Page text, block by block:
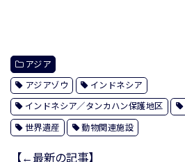
アジア
アジアゾウ インドネシア
インドネシア／タンカハン保護地区
世界遺産 動物関連施設
【←最新の記事】